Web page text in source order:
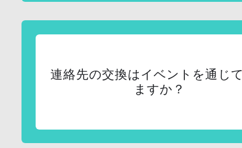
連絡先の交換はイベントを通じ
ますか？